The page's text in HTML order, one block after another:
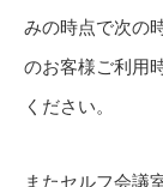
みの時点で次の
のお客様ご利用
ください。
またセルフ会議